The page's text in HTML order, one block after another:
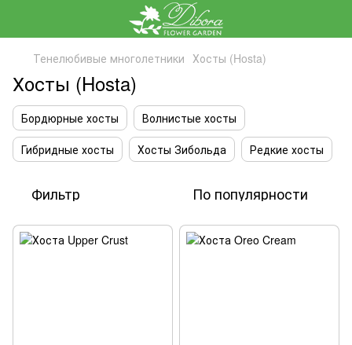
Тенелюбивые многолетники Хосты (Hosta)
Хосты (Hosta)
Бордюрные хосты
Волнистые хосты
Гибридные хосты
Хосты Зибольда Редкие хосты
Фильтр По популярности